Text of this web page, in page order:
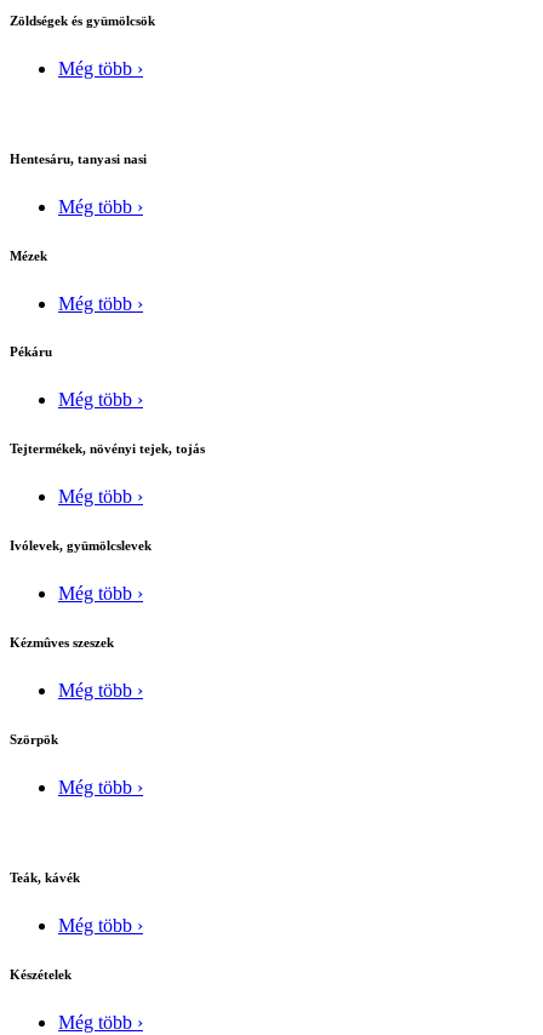
Zöldségek és gyümölcsök
Még több ›
Hentesáru, tanyasi nasi
Még több ›
Mézek
Még több ›
Pékáru
Még több ›
Tejtermékek, növényi tejek, tojás
Még több ›
Ivólevek, gyümölcslevek
Még több ›
Kézmûves szeszek
Még több ›
Szörpök
Még több ›
Teák, kávék
Még több ›
Készételek
Még több ›